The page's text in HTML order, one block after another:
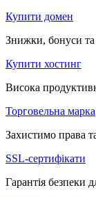
Купити домен
Знижки, бонуси та
Купити хостинг
Висока
Торговельна марка
Захистимо права
SSL-сертифікати
Гарантія безпеки